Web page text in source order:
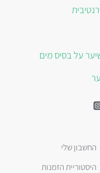
החשבון שלי
היסטוריית הזמנות